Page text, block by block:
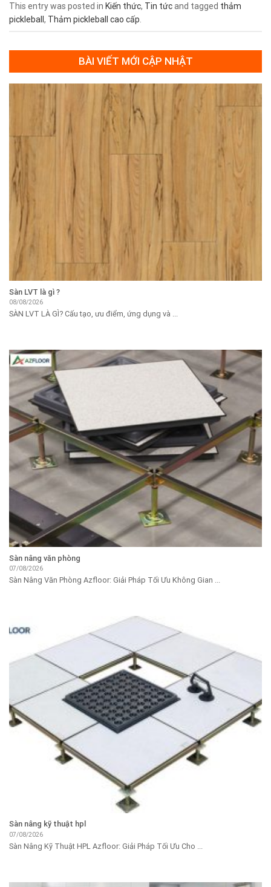
This entry was posted in Kiến thức, Tin tứcand tagged thảm
pickleball , Thảm pickleball cao cấp
BÀI VIẾT MỚI CẬP NHẬT
Sàn LVT là gì ?
08/08/2026
SÀN LVT LÀ GÌ? Cấu tạo, ưu điểm, ứng dụng và ...
Sàn nâng văn phòng
07/08/2026
Sàn Nâng Văn Phòng Azfloor: Giải Pháp Tối Ưu Không Gian ...
Sàn nâng kỹ thuật hpl
07/08/2026
Sàn Nâng Kỹ Thuật HPL Azfloor: Giải Pháp Tối Ưu Cho ...